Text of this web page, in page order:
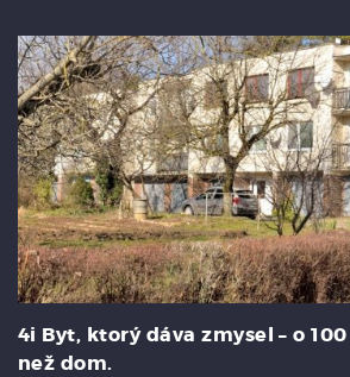
4i Byt, ktorý dáva zmysel – o
než dom.